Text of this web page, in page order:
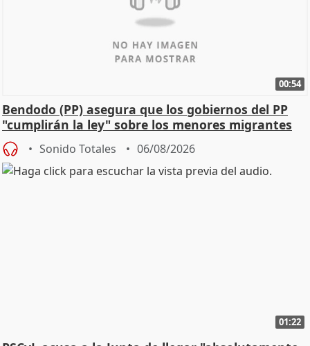
00:54
Bendodo (PP) asegura que los gobiernos del PP
"cumplirán la ley" sobre los menores migrantes
Sonido Totales 06/08/2026
01:22